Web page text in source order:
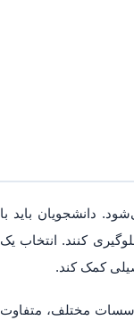
دانشجویان باید با
کنند. انتخاب یک
کمک کند.
مختلف، متفاوت